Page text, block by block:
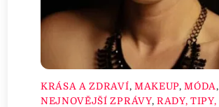
KRÁSA A ZDRAVÍ, MAKEUP,MÓDA,
NEJNOVĚJŠÍ ZPRÁVY, RADY, TIPY,